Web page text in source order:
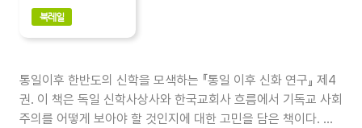
북레일
통일이후 한반도의 신학을 모색하는 『통일 이후 신화 연구』 제4
권. 이 책은 독일 신학사상사와 한국교회사 흐름에서 기독교 사회
주의를 어떻게 보아야 할 것인지에 대한 고민을 담은 책이다. 특